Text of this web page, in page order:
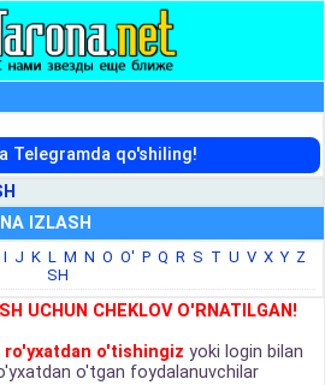
Telegramda qo'shiling!
IZLASH
I J K L M N O O' P Q R S T U V X Y Z
SH
UCHUN CHEKLOV O'RNATILGAN!
ro'yxatdan o'tishingiz yoki login bilan
o'tgan foydalanuvchilar